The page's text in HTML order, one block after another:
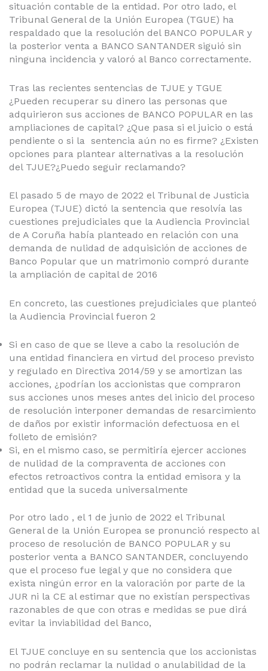
situación contable de la entidad. Por otro lado, el
Tribunal General de la Unión Europea (TGUE) ha
respaldado que la resolución del BANCO POPULAR y
la posterior venta a BANCO SANTANDER siguió sin
ninguna incidencia y valoró al Banco correctamente.
Tras las recientes sentencias de TJUE y TGUE
¿Pueden recuperar su dinero las personas que
adquirieron sus acciones de BANCO POPULAR en las
ampliaciones de capital? ¿Que pasa si el juicio o está
pendiente o si la sentencia aún no es firme? ¿Existen
opciones para plantear alternativas a la resolución
del TJUE?¿Puedo seguir reclamando?
El pasado 5 de mayo de 2022 el Tribunal de Justicia
Europea (TJUE) dictó la sentencia que resolvía las
cuestiones prejudiciales que la Audiencia Provincial
de A Coruña había planteado en relación con una
demanda de nulidad de adquisición de acciones de
Banco Popular que un matrimonio compró durante
la ampliación de capital de 2016
En concreto, las cuestiones prejudiciales que planteó
la Audiencia Provincial fueron 2
Si en caso de que se lleve a cabo la resolución de
una entidad financiera en virtud del proceso previsto
y regulado en Directiva 2014/59 y se amortizan las
acciones, ¿podrían los accionistas que compraron
sus acciones unos meses antes del inicio del proceso
de resolución interponer demandas de resarcimiento
de daños por existir información defectuosa en el
folleto de emisión?
Si, en el mismo caso, se permitiría ejercer acciones
de nulidad de la compraventa de acciones con
efectos retroactivos contra la entidad emisora y la
entidad que la suceda universalmente
Por otro lado , el 1 de junio de 2022 el Tribunal
General de la Unión Europea se pronunció respecto al
proceso de resolución de BANCO POPULAR y su
posterior venta a BANCO SANTANDER, concluyendo
que el proceso fue legal y que no considera que
exista ningún error en la valoración por parte de la
JUR ni la CE al estimar que no existían perspectivas
razonables de que con otras e medidas se pue dirá
evitar la inviabilidad del Banco,
El TJUE concluye en su sentencia que los accionistas
no podrán reclamar la nulidad o anulabilidad de la